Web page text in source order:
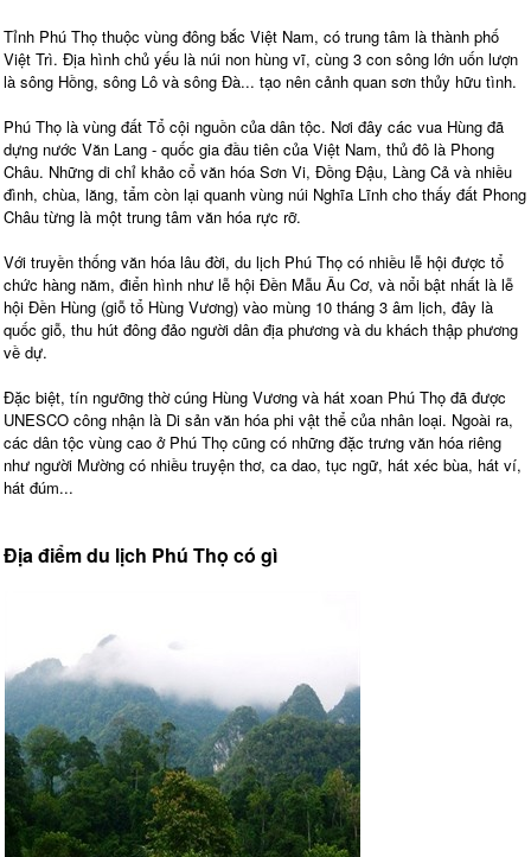
Tỉnh Phú Thọ thuộc vùng đông bắc Việt Nam, có trung tâm là thành phố
Việt Trì. Địa hình chủ yếu là núi non hùng vĩ, cùng 3 con sông lớn uốn lượn
là sông Hồng, sông Lô và sông Đà... tạo nên cảnh quan sơn thủy hữu tình.
Phú Thọ là vùng đất Tổ cội nguồn của dân tộc. Nơi đây các vua Hùng đã
dựng nước Văn Lang - quốc gia đầu tiên của Việt Nam, thủ đô là Phong
Châu. Những di chỉ khảo cổ văn hóa Sơn Vi, Đồng Đậu, Làng Cả và nhiều
đình, chùa, lăng, tẩm còn lại quanh vùng núi Nghĩa Lĩnh cho thấy đất Phong
Châu từng là một trung tâm văn hóa rực rỡ.
Với truyền thống văn hóa lâu đời, du lịch Phú Thọ có nhiều lễ hội được tổ
chức hàng năm, điển hình như lễ hội Đền Mẫu Âu Cơ, và nổi bật nhất là lễ
hội Đền Hùng (giỗ tổ Hùng Vương) vào mùng 10 tháng 3 âm lịch, đây là
quốc giỗ, thu hút đông đảo người dân địa phương và du khách thập phương
về dự.
Đặc biệt, tín ngưỡng thờ cúng Hùng Vương và hát xoan Phú Thọ đã được
UNESCO công nhận là Di sản văn hóa phi vật thể của nhân loại. Ngoài ra,
các dân tộc vùng cao ở Phú Thọ cũng có những đặc trưng văn hóa riêng
như người Mường có nhiều truyện thơ, ca dao, tục ngữ, hát xéc bùa, hát ví,
hát đúm...
Địa điểm du lịch Phú Thọ có gì